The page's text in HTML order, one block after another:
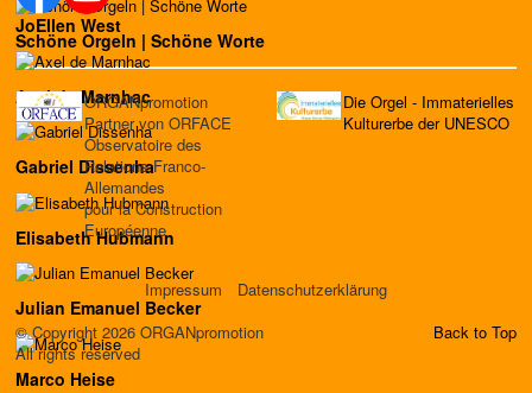
JoEllen West
Axel de Marnhac
Gabriel Dissenha
Elisabeth Hubmann
Julian Emanuel Becker
Marco Heise
Schöne Orgeln | Schöne Worte
ORGANpromotion
Partner von ORFACE
Observatoire des
Relations Franco-
Allemandes
pour la Construction
Européenne
Die Orgel - Immaterielles
Kulturerbe der UNESCO
Impressum
Datenschutzerklärung
© Copyright 2026 ORGANpromotion
All rights reserved
Back to Top